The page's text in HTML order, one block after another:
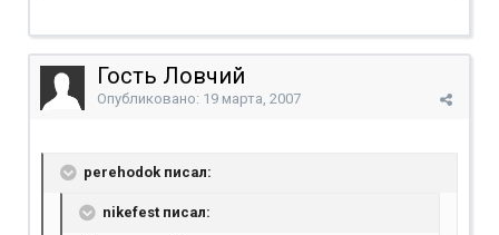
Гость Ловчий
Опубликовано: 19 марта, 2007
perehodok писал:
nikefest писал: